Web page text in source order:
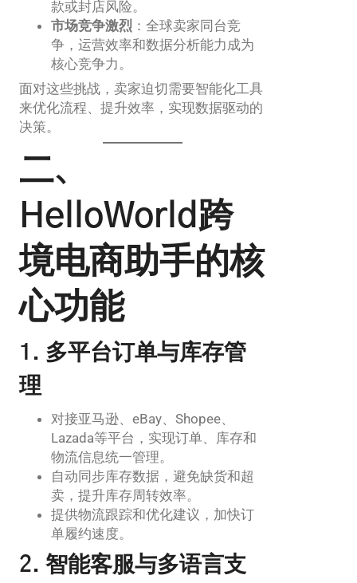
款或封店风险。
市场竞争激烈 ：全球卖家同台竞
争，运营效率和数据分析能力成为
核心竞争力。
面对这些挑战，卖家迫切需要智能化工具
来优化流程、提升效率，实现数据驱动的
决策。
二、
HelloWorld跨
境电商助手的核
心功能
1. 多平台订单与库存管
理
对接亚马逊、eBay、Shopee、
Lazada等平台，实现订单、库存和
物流信息统一管理。
自动同步库存数据，避免缺货和超
卖，提升库存周转效率。
提供物流跟踪和优化建议，加快订
单履约速度。
2. 智能客服与多语言支